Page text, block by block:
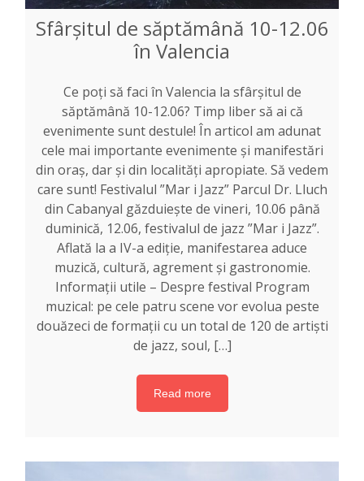
Sfârșitul de săptămână 10-12.06
în Valencia
Ce poți să faci în Valencia la sfârșitul de
săptămână 10-12.06? Timp liber să ai că
evenimente sunt destule! În articol am adunat
cele mai importante evenimente și manifestări
din oraș, dar și din localități apropiate. Să vedem
care sunt! Festivalul ”Mar i Jazz” Parcul Dr. Lluch
din Cabanyal găzduiește de vineri, 10.06 până
duminică, 12.06, festivalul de jazz ”Mar i Jazz”.
Aflată la a IV-a ediție, manifestarea aduce
muzică, cultură, agrement și gastronomie.
Informații utile – Despre festival Program
muzical: pe cele patru scene vor evolua peste
douăzeci de formații cu un total de 120 de artiști
de jazz, soul, […]
Read more